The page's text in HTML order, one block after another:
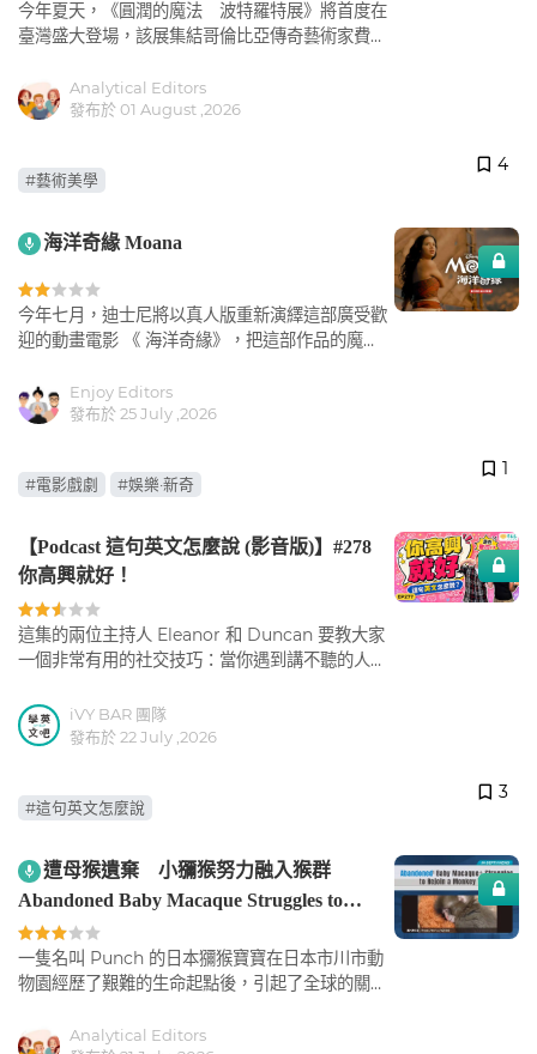
今年夏天，《圓潤的魔法 波特羅特展》將首度在
臺灣盛大登場，該展集結哥倫比亞傳奇藝術家費爾
Analytical Editors
發布於 01 August ,2026
#藝術美學
4
海洋奇緣 Moana
今年七月，迪士尼將以真人版重新演繹這部廣受歡
迎的動畫電影 《 海洋奇緣》，把這部作品的魔力
Enjoy Editors
發布於 25 July ,2026
#電影戲劇 #娛樂·新奇
1
【Podcast 這句英文怎麼說 (影音版)】#278
你高興就好！
這集的兩位主持人 Eleanor 和 Duncan 要教大家
一個非常有用的社交技巧：當你遇到講不聽的人，
心情，一起學習如何用英文表達「你高興就好」。
iVY BAR 團隊
發布於 22 July ,2026
#這句英文怎麼說
3
遭母猴遺棄 小獼猴努力融入猴群
Abandoned Baby Macaque Struggles to
Rejoin a Monkey Troop(全英文講解)
一隻名叫 Punch 的日本獼猴寶寶在日本市川市動
物園經歷了艱難的生命起點後，引起了全球的關
Analytical Editors